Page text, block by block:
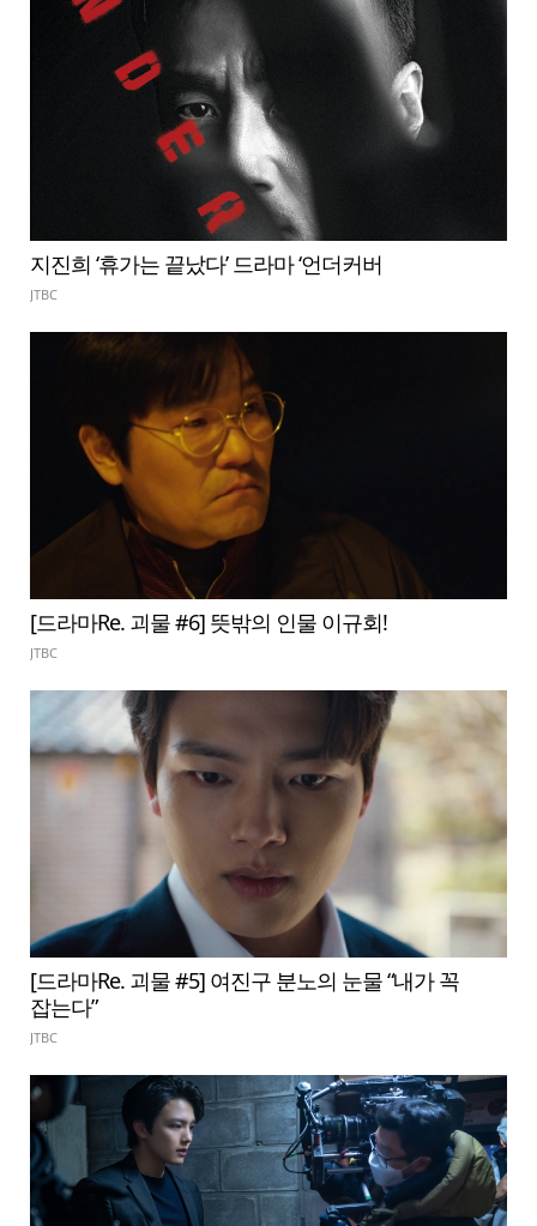
지진희 ‘휴가는 끝났다’ 드라마 ‘언더커버
JTBC
[드라마Re. 괴물 #6] 뜻밖의 인물 이규회!
JTBC
[드라마Re. 괴물 #5] 여진구 분노의 눈물 “내가 꼭
잡는다”
JTBC